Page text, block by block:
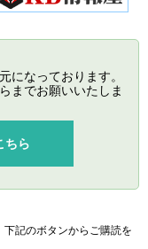
になっております。
までお願いいたしま
ちら
記のボタンからご購読を